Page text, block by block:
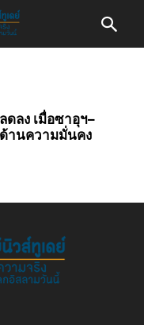
ลง เมื่อซาอุฯ–
านความมั่นคง